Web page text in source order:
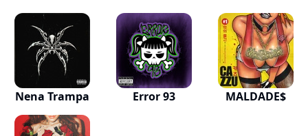
Nena Trampa Error 93 MALDADE$